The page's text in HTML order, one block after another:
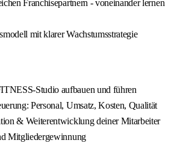
Franchisepartnern - voneinander lernen
mit klarer Wachstumsstrategie
Studio aufbauen und führen
Personal, Umsatz, Kosten, Qualität
& Weiterentwicklung deiner Mitarbeiter
Mitgliedergewinnung